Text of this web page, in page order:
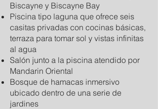
Biscayne y Biscayne Bay
Piscina tipo laguna que ofrece seis
casitas privadas con cocinas básicas,
terraza para tomar sol y vistas infinitas
al agua
Salón junto a la piscina atendido por
Mandarin Oriental
Bosque de hamacas inmersivo
ubicado dentro de una serie de
jardines